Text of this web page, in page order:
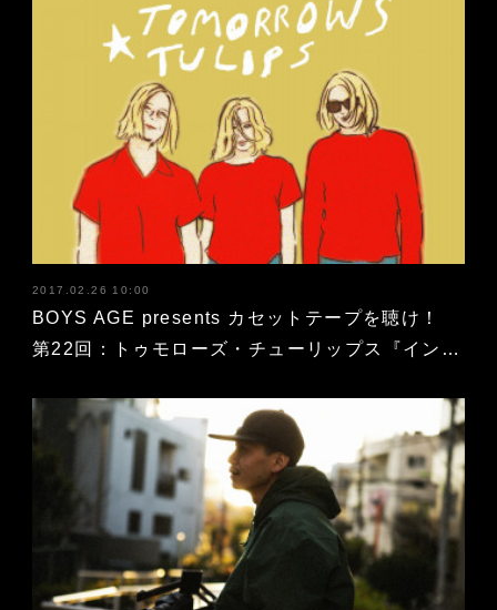
2017.02.26 10:00
BOYS AGE presents カセットテープを聴け！
第22回：トゥモローズ・チューリップス『イン…